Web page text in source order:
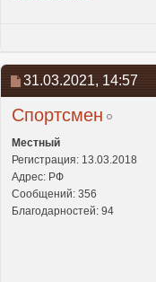
31.03.2021, 14:57
Спортсмен
Местный
Регистрация: 13.03.2018
Адрес: РФ
Сообщений: 356
Благодарностей: 94